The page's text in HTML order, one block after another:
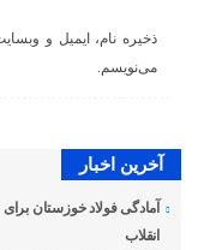
ذخیره نام، ایمیل و
می‌نویسم.
آخرین اخبار
آمادگی فولاد خوزستان
انقلاب